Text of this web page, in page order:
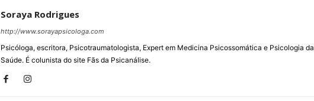
Soraya Rodrigues
http://www.sorayapsicologa.com
Psicóloga, escritora, Psicotraumatologista, Expert em Medicina Psicossomática e Psicologia da
Saúde. É colunista do site Fãs da Psicanálise.